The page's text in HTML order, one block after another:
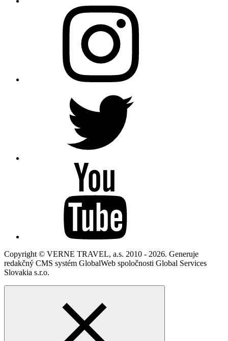
Copyright © VERNE TRAVEL, a.s. 2010 - 2026. Generuje
redakčný CMS systém GlobalWeb spoločnosti Global Services
Slovakia s.r.o.